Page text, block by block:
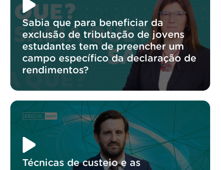
Sabia que para beneficiar da
exclusão de tributação de jovens
estudantes tem de preencher um
campo específico da declaração de
rendimentos?
Técnicas de custeio e as